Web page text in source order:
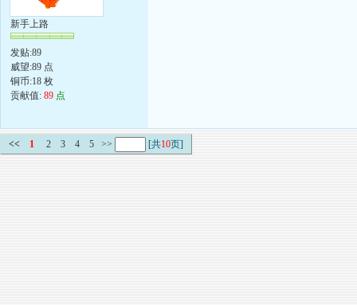
新手上路
发贴:89
威望:89 点
铜币:18 枚
贡献值: 89 点
<< 1 2 3 4 5 >> [共10页]